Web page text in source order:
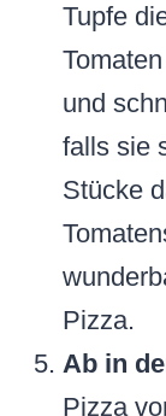
Tupfe
und
falls sie
Stücke
Pizza.
Ab in
Pizza